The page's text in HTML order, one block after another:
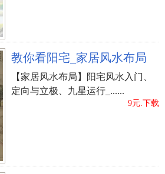
教你看阳宅_家居风水布局
【家居风水布局】阳宅风水入门、
定向与立极、九星运行_......
9元.下载